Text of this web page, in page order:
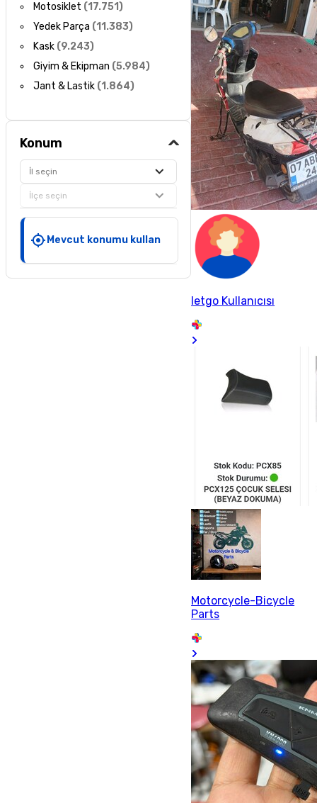
Motosiklet (17.751)
Yedek Parça (11.383)
Kask (9.243)
Giyim & Ekipman (5.984)
Jant & Lastik (1.864)
Konum
İl seçin
İlçe seçin
Mevcut konumu kullan
letgo Kullanıcısı
Motorcycle-Bicycle
Parts